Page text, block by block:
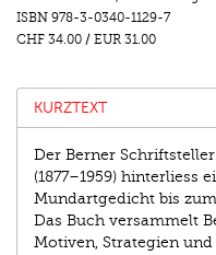
ISBN 978-3-0340-1129-7
CHF 34.00 / EUR 31.00
KURZTEXT
Der Berner
(1877–1959) hinterliess
Mundartgedicht bis
Das Buch versammelt
Motiven, Strategien